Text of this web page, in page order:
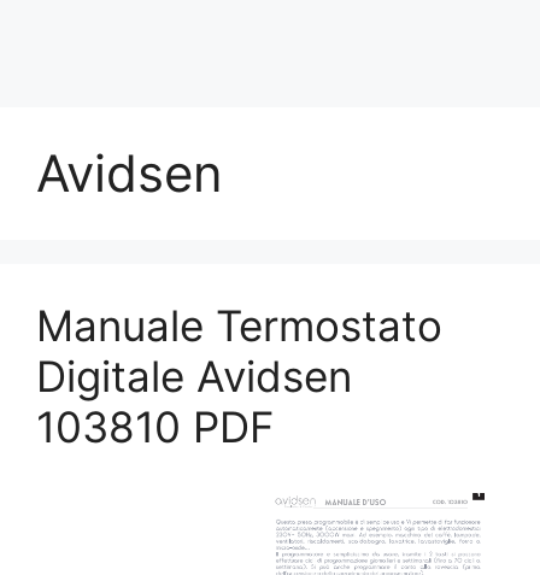
Avidsen
Manuale Termostato
Digitale Avidsen
103810​ PDF